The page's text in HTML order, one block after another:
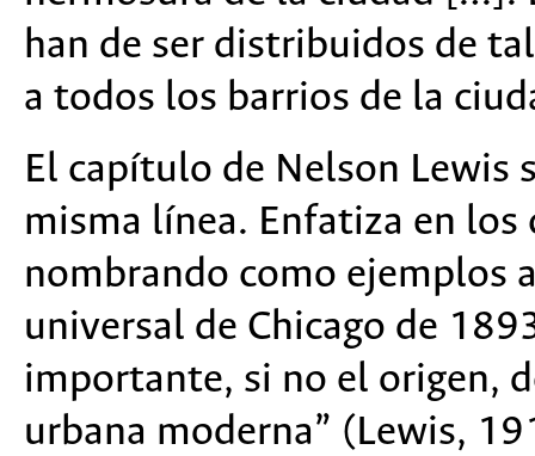
han de ser distribuidos de
a todos los barrios de la
El capítulo de Nelson Lewis
misma línea. Enfatiza en
nombrando como ejemplos
universal de Chicago de
importante, si no el origen,
urbana moderna” (Lewis,